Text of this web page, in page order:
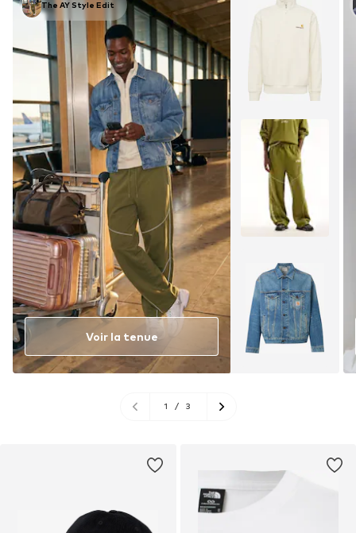
The AY Style Edit
Voir la tenue
1 / 3